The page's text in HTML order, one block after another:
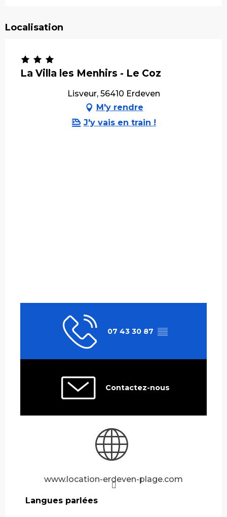
Localisation
La Villa les Menhirs - Le Coz
Lisveur, 56410 Erdeven
M'y rendre
J'y vais en train !
07 43 30 87 ▒▒
Contactez-nous
www.location-erdeven-plage.com
Langues parlées
Langues parlées